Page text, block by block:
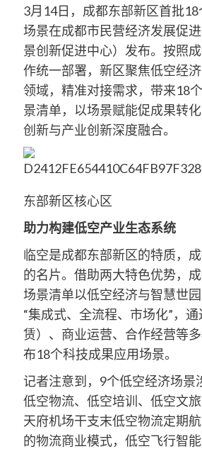
3月14日，成都东部新区首批
场景在成都市民营经济发展促
景创新促进中心）发布。按照
作统一部署，新区聚焦低空经
领域，精准对接需求，带来18
景清单，以场景赋能促成果转
创新与产业创新深度融合。
东部新区核心区
助力构建低空产业生态系统
临空是成都东部新区的特质，
的名片。借助两大特色优势，
场景清单以低空经济与智慧世
“集成式、全流程、市场化”，
赁）、商业运营、合作经营等
布18个科技成果应用场景。
记者注意到，9个低空经济场景
低空物流、低空培训、低空文旅
天府机场干支末低空物流定期
的物流商业模式，低空飞行智